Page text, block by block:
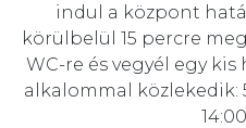
indul a központ
körülbelül 15 percre
WC-re és vegyél egy
alkalommal közlekedik: